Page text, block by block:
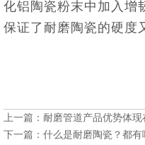
化铝陶瓷粉末中加入增
保证了耐磨陶瓷的硬度
上一篇： 耐磨管道产品优势体现
下一篇： 什么是耐磨陶瓷？都有